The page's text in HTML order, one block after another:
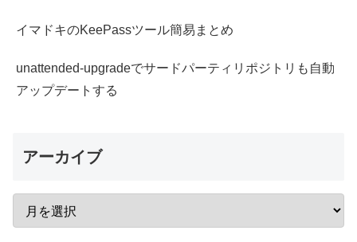
イマドキのKeePassツール簡易まとめ
unattended-upgradeでサードパーティリポジトリも自動
アップデートする
アーカイブ